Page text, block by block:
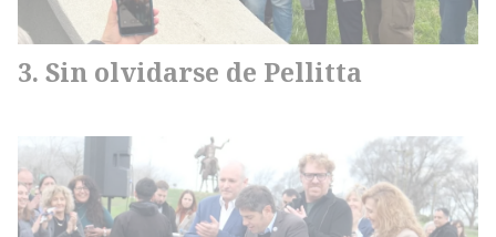
Sin olvidarse de Pellitta